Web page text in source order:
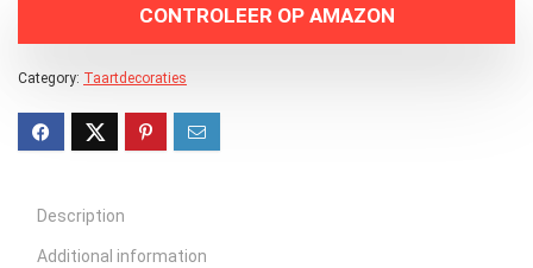
CONTROLEER OP AMAZON
Category: Taartdecoraties
Description
Additional information